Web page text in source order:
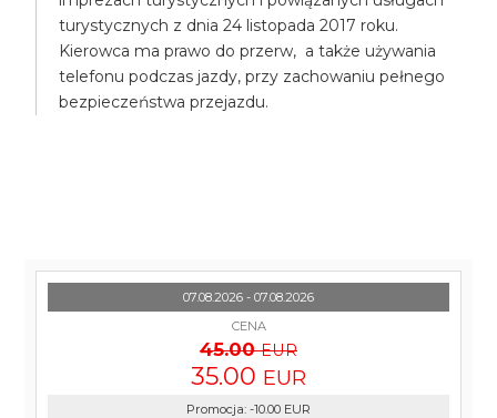
turystycznych z dnia 24 listopada 2017 roku.
Kierowca ma prawo do przerw, a także używania
telefonu podczas jazdy, przy zachowaniu pełnego
bezpieczeństwa przejazdu.
07.08.2026 - 07.08.2026
CENA
45.00 EUR
35.00 EUR
Promocja: -10.00 EUR